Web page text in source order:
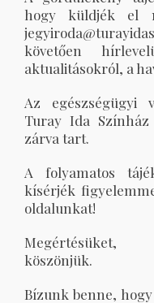
hogy küldjék el
követően
aktualitásokról, a
Az egészségügyi
Turay Ida Színház
zárva tart.
A folyamatos
kísérjék
oldalunkat!
Megértésüket,
köszönjük.
Bízunk benne,